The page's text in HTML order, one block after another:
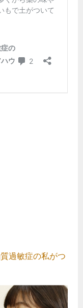
過敏症の私がつ